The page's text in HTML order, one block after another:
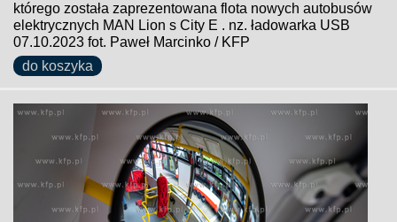
którego została zaprezentowana flota nowych autobusów
elektrycznych MAN Lion s City E . nz. ładowarka USB
07.10.2023 fot. Paweł Marcinko / KFP
do koszyka